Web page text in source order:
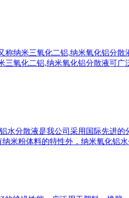
称纳米三氧化二铝,纳米氧化铝分
氧化二铝,纳米氧化铝分散液可
水分散液是我公司采用国际先进
米粉体料的特性外，纳米氧化铝